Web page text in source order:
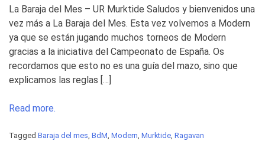
La Baraja del Mes – UR Murktide Saludos y bienvenidos una
vez más a La Baraja del Mes. Esta vez volvemos a Modern
ya que se están jugando muchos torneos de Modern
gracias a la iniciativa del Campeonato de España. Os
recordamos que esto no es una guía del mazo, sino que
explicamos las reglas […]
Read more.
Tagged Baraja del mes, BdM, Modern, Murktide, Ragavan